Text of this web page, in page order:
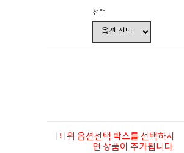
선택
위 옵션선택 박스를 선택하시
면 상품이 추가됩니다.